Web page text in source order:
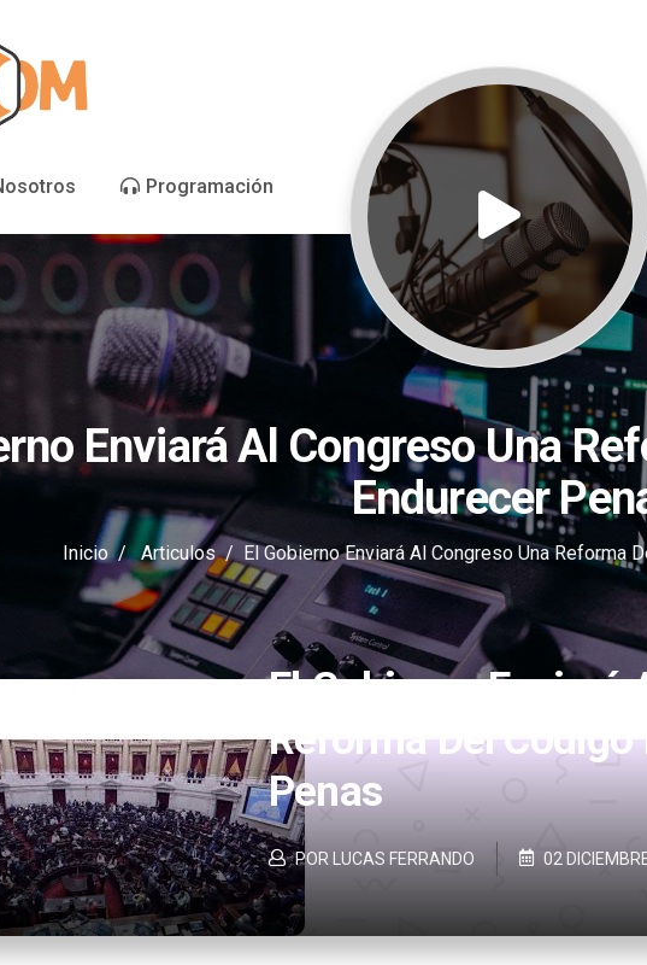
Programación
Enviará Al Congreso Una
Endurecer
Inicio Articulos El Gobierno Enviará Al Congreso Una Reforma
El Gobierno Enviará
Reforma Del
Penas
POR LUCAS FERRANDO 02